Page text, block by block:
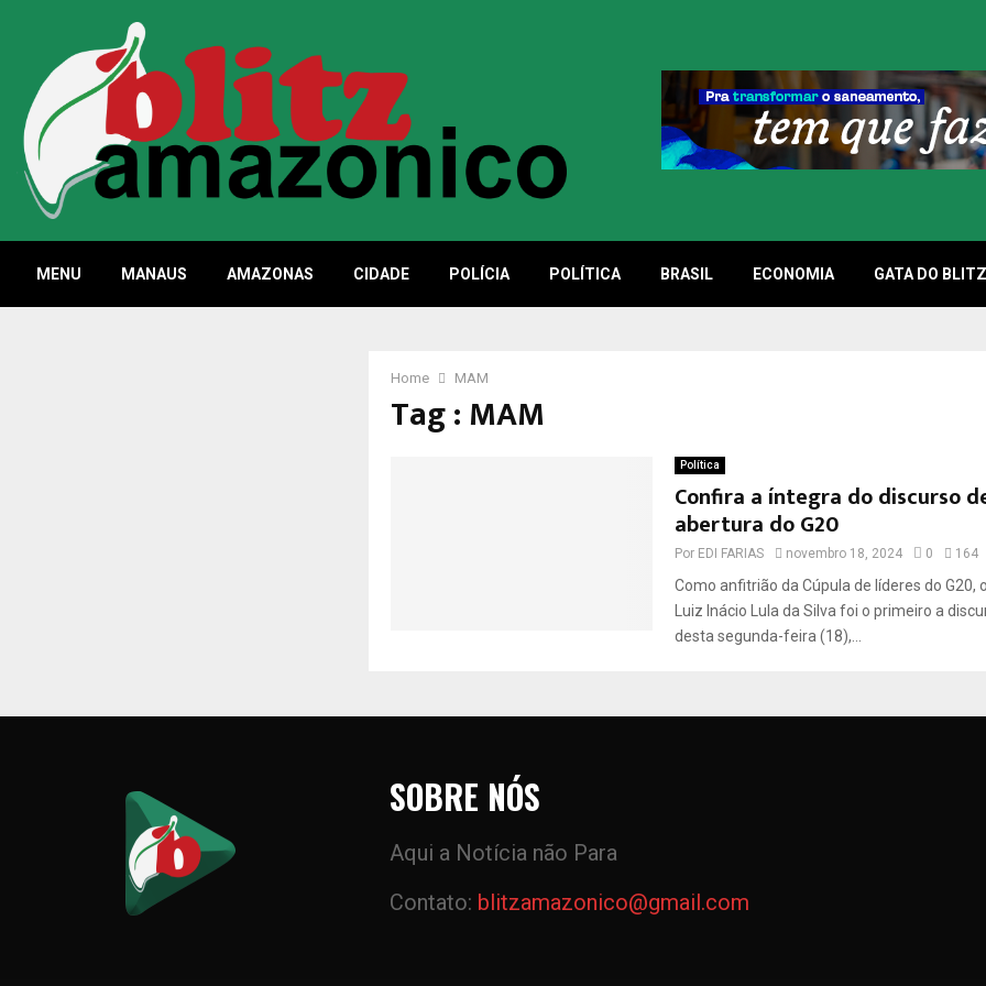
MENU MANAUS AMAZONAS CIDADE POLÍCIA POLÍTICA BRASIL ECONOMIA GATA DO BLITZ
Home MAM
Tag : MAM
Política
Confira a íntegra do discurso
abertura do G20
Por EDI FARIAS novembro 18, 2024 0 164
Como anfitrião da Cúpula de líderes do G20,
Luiz Inácio Lula da Silva foi o primeiro a
desta segunda-feira (18),...
SOBRE NÓS
Aqui a Notícia não Para
Contato: blitzamazonico@gmail.com